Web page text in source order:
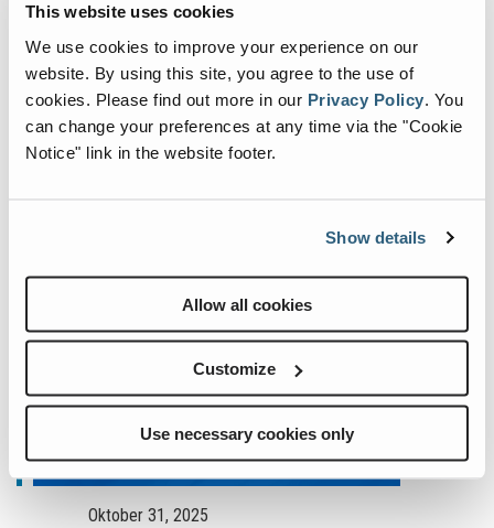
This website uses cookies
We use cookies to improve your experience on our
website. By using this site, you agree to the use of
cookies. Please find out more in our Privacy Policy You
can change your preferences at any time via the "Cookie
Notice" link in the website footer.
Show details
Allow all cookies
Customize
Use necessary cookies only
für Nordamerika
Fuchs®, deutscher Spezialist für den
Materialumschlag, intensiviert sein Engagement auf
dem nordamerikanischen Markt mit der Ernennung
von John Fair zum Commercial General Manager.
Oktober 31, 2025